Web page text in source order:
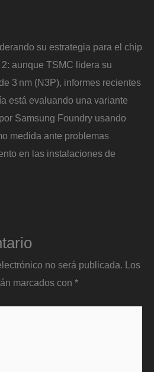
su estrategia para el chip
aunque TSMC lidera su
3 nm (N3P), informes recientes
está evaluando una variante
Samsung Foundry usando
medida ante problemas
en las instalaciones de
no será publicada.
Los
marcados con *